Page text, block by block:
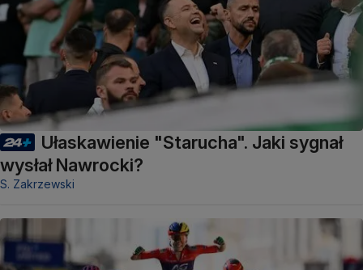
Ułaskawienie "Starucha". Jaki sygnał
wysłał Nawrocki?
S. Zakrzewski